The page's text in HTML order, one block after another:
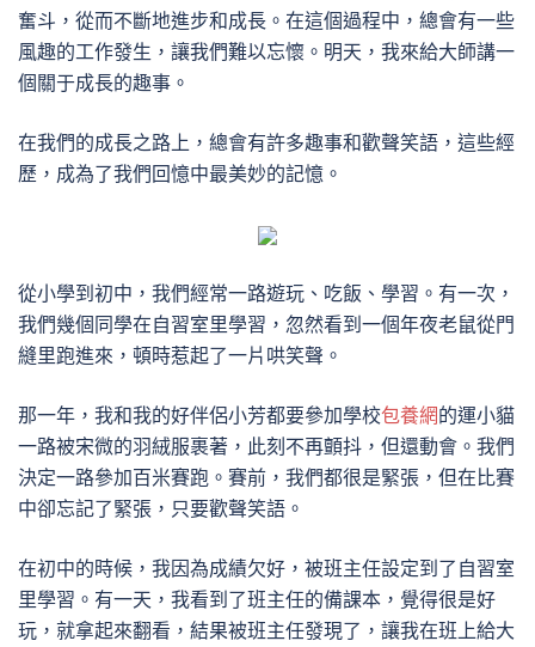
奮斗，從而不斷地進步和成長。在這個過程中，總會有一些
風趣的工作發生，讓我們難以忘懷。明天，我來給大師講一
個關于成長的趣事。
在我們的成長之路上，總會有許多趣事和歡聲笑語，這些經
歷，成為了我們回憶中最美妙的記憶。
從小學到初中，我們經常一路遊玩、吃飯、學習。有一次，
我們幾個同學在自習室里學習，忽然看到一個年夜老鼠從門
縫里跑進來，頓時惹起了一片哄笑聲。
那一年，我和我的好伴侶小芳都要參加學校包養網的運小貓
一路被宋微的羽絨服裹著，此刻不再顫抖，但還動會。我們
決定一路參加百米賽跑。賽前，我們都很是緊張，但在比賽
中卻忘記了緊張，只要歡聲笑語。
在初中的時候，我因為成績欠好，被班主任設定到了自習室
里學習。有一天，我看到了班主任的備課本，覺得很是好
玩，就拿起來翻看，結果被班主任發現了，讓我在班上給大